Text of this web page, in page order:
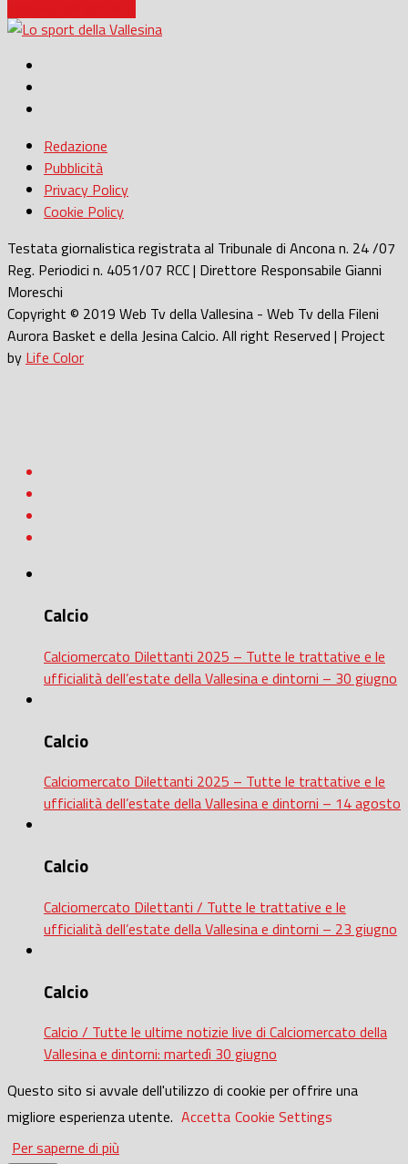
Redazione
Pubblicità
Privacy Policy
Cookie Policy
Testata giornalistica registrata al Tribunale di Ancona n. 24 /07
Reg. Periodici n. 4051/07 RCC | Direttore Responsabile Gianni
Moreschi
Copyright © 2019 Web Tv della Vallesina - Web Tv della Fileni
Aurora Basket e della Jesina Calcio. All right Reserved | Project
by Life Color
Calcio
Calciomercato Dilettanti 2025 – Tutte le trattative e le
ufficialità dell’estate della Vallesina e dintorni – 30 giugno
Calcio
Calciomercato Dilettanti 2025 – Tutte le trattative e le
ufficialità dell’estate della Vallesina e dintorni – 14 agosto
Calcio
Calciomercato Dilettanti / Tutte le trattative e le
ufficialità dell’estate della Vallesina e dintorni – 23 giugno
Calcio
Calcio / Tutte le ultime notizie live di Calciomercato della
Vallesina e dintorni: martedì 30 giugno
Questo sito si avvale dell'utilizzo di cookie per offrire una
migliore esperienza utente. Accetta Cookie Settings
Per saperne di più